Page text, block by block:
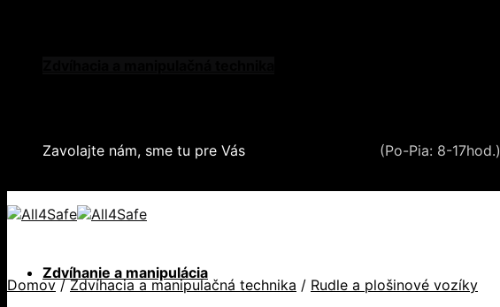
Zavolajte nám, sme tu pre Vás
(Po-Pia: 8-17hod.)
Zdvíhanie a manipulácia
Domov / Zdvíhacia a manipulačná technika / Rudle a plošinové vozíky